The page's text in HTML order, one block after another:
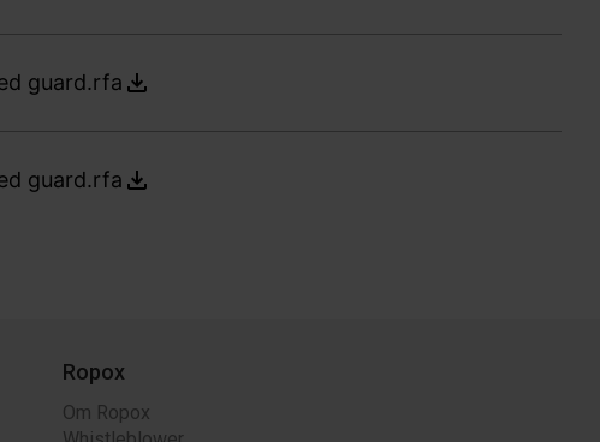
guard.rfa
guard.rfa
Ropox
Om Ropox